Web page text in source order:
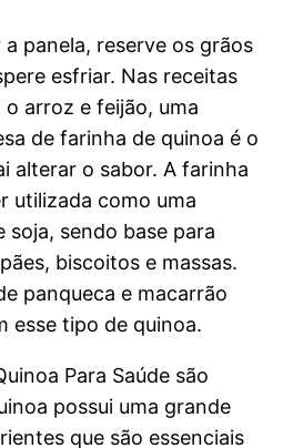
panela, reserve os grãos
esfriar. Nas receitas
arroz e feijão, uma
de farinha de quinoa é o
alterar o sabor. A farinha
utilizada como uma
soja, sendo base para
biscoitos e massas.
panqueca e macarrão
esse tipo de quinoa.
Para Saúde são
possui uma grande
que são essenciais